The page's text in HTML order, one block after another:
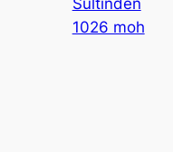
1026 moh